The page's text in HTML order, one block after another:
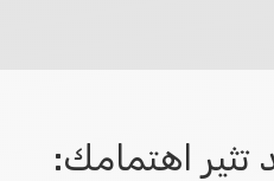
تثير اهتمامك: